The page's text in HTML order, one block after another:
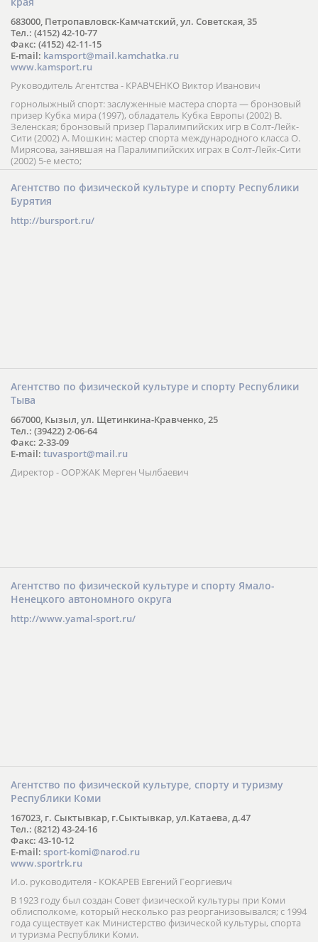
683000, Петропавловск-Камчатский, ул. Советская, 35
Тел.: (4152) 42-10-77
Факс: (4152) 42-11-15
E-mail: kamsport@mail.kamchatka.ru
www.kamsport.ru
Руководитель Агентства - КРАВЧЕНКО Виктор Иванович
горнолыжный спорт: заслуженные мастера спорта — бронзовый
призер Кубка мира (1997), обладатель Кубка Европы (2002) В.
Зеленская; бронзовый призер Паралимпийских игр в Солт-Лейк-
Сити (2002) А. Мошкин; мастер спорта международного класса О.
Мирясова, занявшая на Паралимпийских играх в Солт-Лейк-Сити
(2002) 5-е место;
Агентство по физической культуре и спорту Республики
Бурятия
http://bursport.ru/
Агентство по физической культуре и спорту Республики
Тыва
667000, Кызыл, ул. Щетинкина-Кравченко, 25
Тел.: (39422) 2-06-64
Факс: 2-33-09
E-mail: tuvasport@mail.ru
Директор - ООРЖАК Мерген Чылбаевич
Агентство по физической культуре и спорту Ямало-
Ненецкого автономного округа
http://www.yamal-sport.ru/
Агентство по физической культуре, спорту и туризму
Республики Коми
167023, г. Сыктывкар, г.Сыктывкар, ул.Катаева, д.47
Тел.: (8212) 43-24-16
Факс: 43-10-12
E-mail: sport-komi@narod.ru
www.sportrk.ru
И.о. руководителя - КОКАРЕВ Евгений Георгиевич
В 1923 году был создан Совет физической культуры при Коми
облисполкоме, который несколько раз реорганизовывался; с 1994
года существует как Министерство физической культуры, спорта
и туризма Республики Коми.